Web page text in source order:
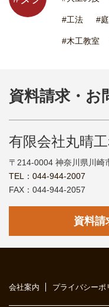
#工法 #庭
#木工教室
資料請求・お
有限会社丸晴
〒214-0004 神奈川県川崎
TEL：044-944-2007
FAX：044-944-2057
資料請
会社案内 プライバシーポ